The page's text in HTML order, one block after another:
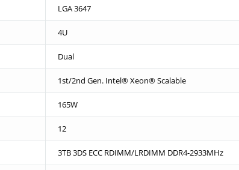
LGA 3647
4U
Dual
1st/2nd Gen. Intel® Xeon® Scalable
165W
12
3TB 3DS ECC RDIMM/LRDIMM DDR4-2933MHz